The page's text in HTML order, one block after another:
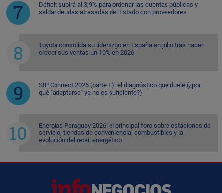
Déficit subirá al 3,9% para ordenar las cuentas públicas y
saldar deudas atrasadas del Estado con proveedores
Toyota consolida su liderazgo en España en julio tras hacer
crecer sus ventas un 10% en 2026
SIP Connect 2026 (parte II): el diagnóstico que duele (¿por
qué "adaptarse" ya no es suficiente?)
Energías Paraguay 2026: el principal foro sobre estaciones de
servicio, tiendas de conveniencia, combustibles y la
evolución del retail energético